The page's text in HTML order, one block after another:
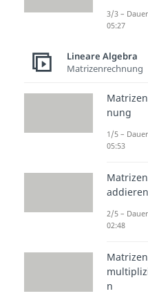
der
du
den
Die
3/3 –
05:27
Lineare Algebra
Matrizenrechnung
nung
1/5 –
05:53
Matrizen
addieren
2/5 –
02:48
Matrizen
n